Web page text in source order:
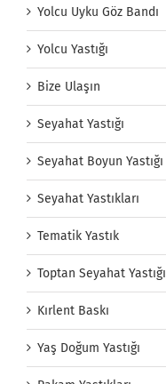
Yolcu Uyku Göz Bandı
Yolcu Yastığı
Bize Ulaşın
Seyahat Yastığı
Seyahat Boyun Yastığı
Seyahat Yastıkları
Tematik Yastık
Toptan Seyahat Yastığı
Kırlent Baskı
Yaş Doğum Yastığı